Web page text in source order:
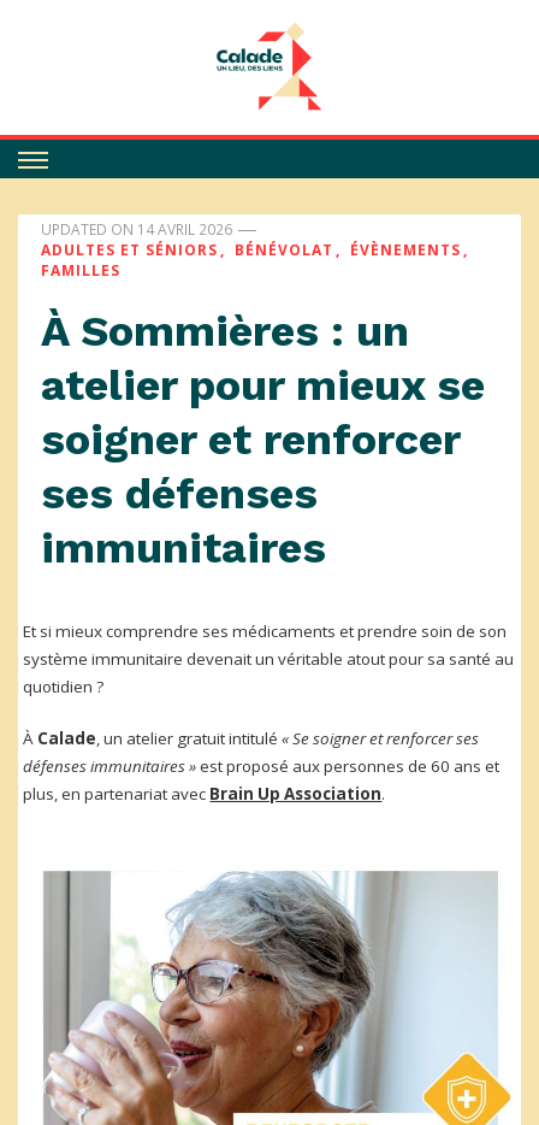
Calade
UPDATED ON 14 AVRIL 2026
ADULTES ET SÉNIORS
BÉNÉVOLAT
ÉVÈNEMENTS
FAMILLES
À Sommières : un
atelier pour mieux se
soigner et renforcer
ses défenses
immunitaires
Et si mieux comprendre ses médicaments et prendre soin de son
système immunitaire devenait un véritable atout pour sa santé au
quotidien ?
À Calade, un atelier gratuit intitulé« Se soigner et renforcer ses
défenses immunitaires »est proposé aux personnes de 60 ans et
plus, en partenariat avec Brain Up Association.